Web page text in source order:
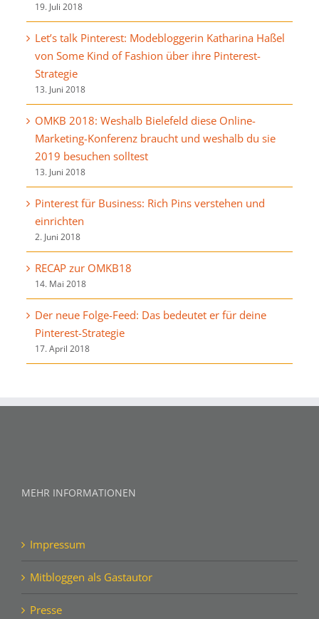
19. Juli 2018
Let’s talk Pinterest: Modebloggerin Katharina Haßel
von Some Kind of Fashion über ihre Pinterest-
Strategie
13. Juni 2018
OMKB 2018: Weshalb Bielefeld diese Online-
Marketing-Konferenz braucht und weshalb du sie
2019 besuchen solltest
13. Juni 2018
Pinterest für Business: Rich Pins verstehen und
einrichten
2. Juni 2018
RECAP zur OMKB18
14. Mai 2018
Der neue Folge-Feed: Das bedeutet er für deine
Pinterest-Strategie
17. April 2018
MEHR INFORMATIONEN
Impressum
Mitbloggen als Gastautor
Presse